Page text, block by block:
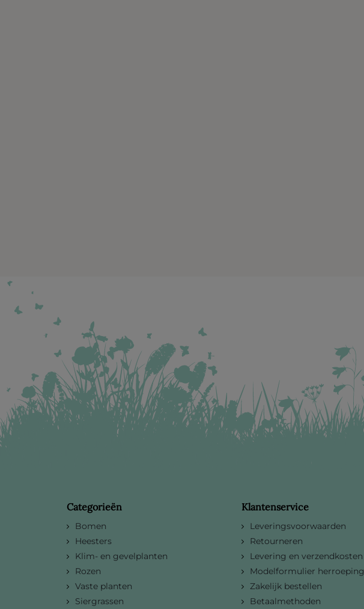
Categorieën
Bomen
Heesters
Klim- en gevelplanten
Rozen
Vaste planten
Siergrassen
Klantenservice
Leveringsvoorwaarden
Retourneren
Levering en verzendkosten
Modelformulier herroeping
Zakelijk bestellen
Betaalmethoden